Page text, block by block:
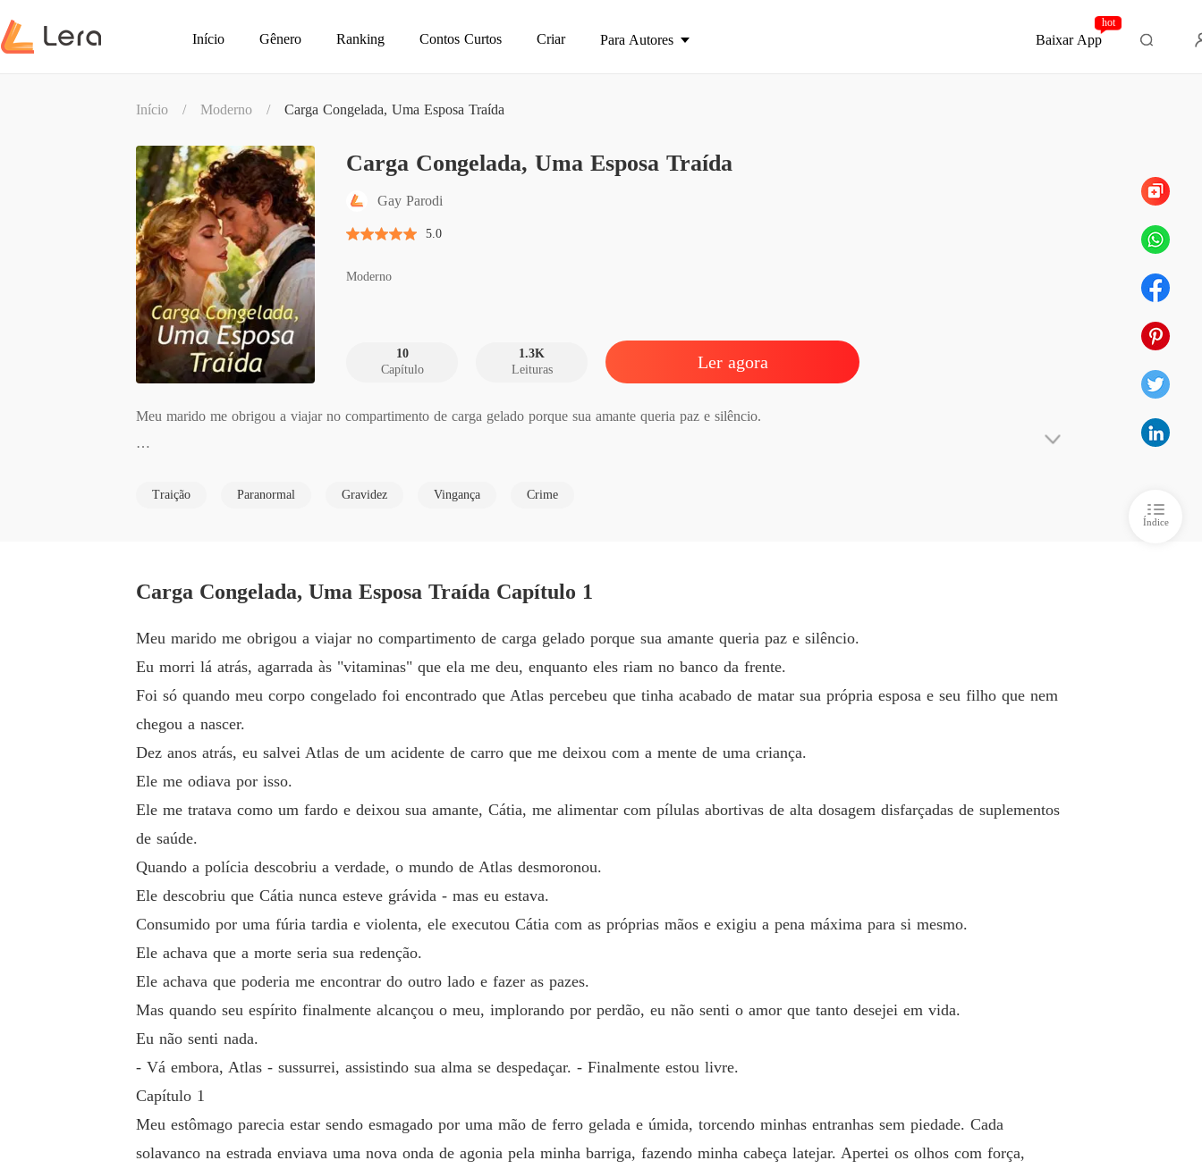
Início Gênero Ranking Contos Curtos Criar Para Autores Baixar App
hot
Início / Moderno / Carga Congelada, Uma Esposa Traída
Carga Congelada, Uma Esposa Traída
Gay Parodi
5.0
Moderno
10
Capítulo
1.3K
Leituras
Ler agora
Meu marido me obrigou a viajar no compartimento de carga gelado porque sua amante queria paz e silêncio.
Ele me odiava por isso.
Quando a polícia descobriu a verdade, o mundo de Atlas desmoronou.
Ele descobriu que Cátia nunca esteve grávida - mas eu estava.
Consumido por uma fúria tardia e violenta, ele executou Cátia com as próprias mãos e exigiu a pena máxima para si mesmo.
Ele achava que a morte seria sua redenção.
Ele achava que poderia me encontrar do outro lado e fazer as pazes.
Mas quando seu espírito finalmente alcançou o meu, implorando por perdão, eu não senti o amor que tanto desejei em vida.
Eu não senti nada.
Traição Paranormal Gravidez Vingança Crime
Índice
Carga Congelada, Uma Esposa Traída Capítulo 1
Meu marido me obrigou a viajar no compartimento de carga gelado porque sua amante queria paz e silêncio.
Eu morri lá atrás, agarrada às "vitaminas" que ela me deu, enquanto eles riam no banco da frente.
Foi só quando meu corpo congelado foi encontrado que Atlas percebeu que tinha acabado de matar sua própria esposa e seu filho que nem
chegou a nascer.
Dez anos atrás, eu salvei Atlas de um acidente de carro que me deixou com a mente de uma criança.
Ele me odiava por isso.
Ele me tratava como um fardo e deixou sua amante, Cátia, me alimentar com pílulas abortivas de alta dosagem disfarçadas de suplementos
de saúde.
Quando a polícia descobriu a verdade, o mundo de Atlas desmoronou.
Ele descobriu que Cátia nunca esteve grávida - mas eu estava.
Consumido por uma fúria tardia e violenta, ele executou Cátia com as próprias mãos e exigiu a pena máxima para si mesmo.
Ele achava que a morte seria sua redenção.
Ele achava que poderia me encontrar do outro lado e fazer as pazes.
Mas quando seu espírito finalmente alcançou o meu, implorando por perdão, eu não senti o amor que tanto desejei em vida.
Eu não senti nada.
- Vá embora, Atlas - sussurrei, assistindo sua alma se despedaçar. - Finalmente estou livre.
Capítulo 1
Meu estômago parecia estar sendo esmagado por uma mão de ferro gelada e úmida, torcendo minhas entranhas sem piedade. Cada
solavanco na estrada enviava uma nova onda de agonia pela minha barriga, fazendo minha cabeça latejar. Apertei os olhos com força,
Carga Congelada, Uma Esposa Traída
Carga Congelada, Uma Esposa Traída